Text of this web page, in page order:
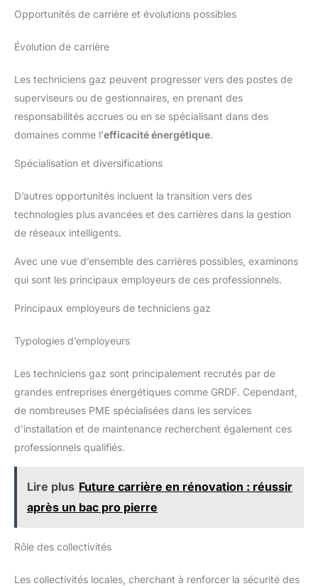
Opportunités de carrière et évolutions possibles
Évolution de carrière
Les techniciens gaz peuvent progresser vers des postes de
superviseurs ou de gestionnaires, en prenant des
responsabilités accrues ou en se spécialisant dans des
domaines comme l’efficacité énergétique.
Spécialisation et diversifications
D’autres opportunités incluent la transition vers des
technologies plus avancées et des carrières dans la gestion
de réseaux intelligents.
Avec une vue d’ensemble des carrières possibles, examinons
qui sont les principaux employeurs de ces professionnels.
Principaux employeurs de techniciens gaz
Typologies d’employeurs
Les techniciens gaz sont principalement recrutés par de
grandes entreprises énergétiques comme GRDF. Cependant,
de nombreuses PME spécialisées dans les services
d’installation et de maintenance recherchent également ces
professionnels qualifiés.
Lire plus Future carrière en rénovation : réussir
après un bac pro pierre
Rôle des collectivités
Les collectivités locales, cherchant à renforcer la sécurité des